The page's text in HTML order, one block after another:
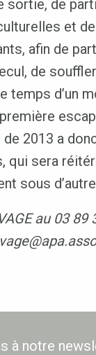
sortie, de
et
afin de
de
temps d’un
2013 a
qui sera
sous
au 03 89
à notre